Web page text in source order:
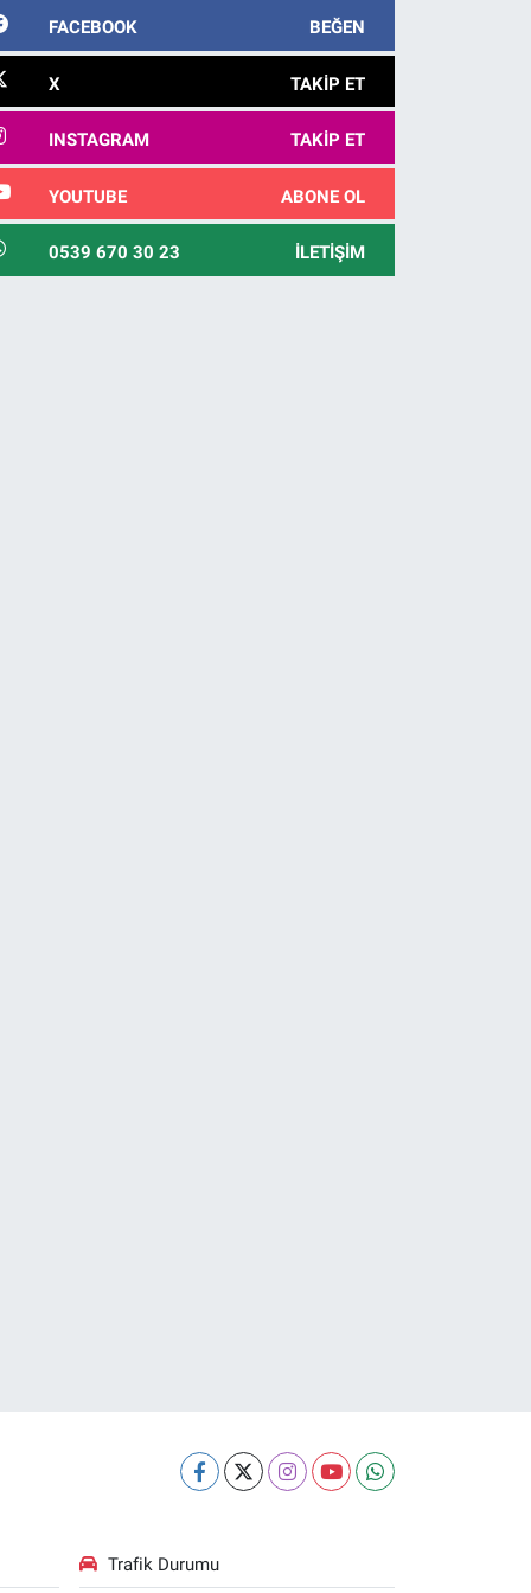
FACEBOOK BEĞEN
X TAKIP ET
INSTAGRAM TAKIP ET
YOUTUBE ABONE OL
0539 670 30 23 İLETIŞIM
Trafik Durumu